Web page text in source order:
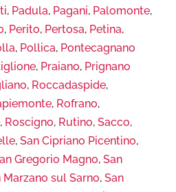
, Padula, Pagani, Palomonte,
, Perito, Pertosa, Petina,
, Pollica, Pontecagnano
, Praiano, Prignano
, Roccadaspide,
, Rofrano,
, Roscigno, Rutino, Sacco,
, San Cipriano Picentino,
Gregorio Magno, San
Marzano sul Sarno, San